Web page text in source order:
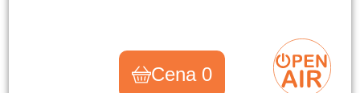
Cena 0